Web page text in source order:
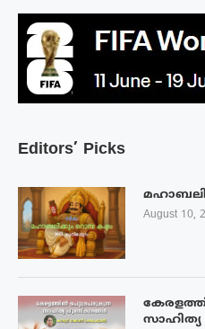
Editors’ Picks
August 10,